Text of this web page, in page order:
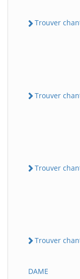
Trouver
Trouver
Trouver
Trouver
DAME